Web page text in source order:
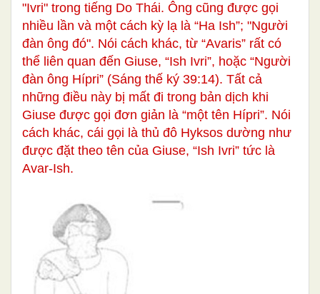
"Ivri" trong tiếng Do Thái. Ông cũng được gọi
nhiều lần và một cách kỳ lạ là “Ha Ish”; "Người
đàn ông đó". Nói cách khác, từ “Avaris” rất có
thể liên quan đến Giuse, “Ish Ivri”, hoặc “Người
đàn ông Hípri” (Sáng thế ký 39:14). Tất cả
những điều này bị mất đi trong bản dịch khi
Giuse được gọi đơn giản là “một tên Hípri”. Nói
cách khác, cái gọi là thủ đô Hyksos dường như
được đặt theo tên của Giuse, “Ish Ivri” tức là
Avar-Ish.